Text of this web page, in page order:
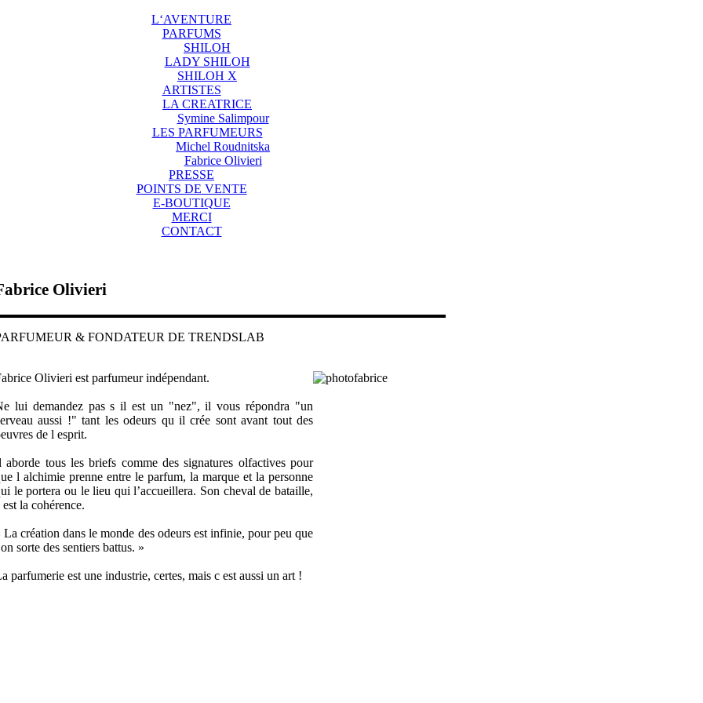
L‘AVENTURE
PARFUMS
SHILOH
LADY SHILOH
SHILOH X
ARTISTES
LA CREATRICE
Symine Salimpour
LES PARFUMEURS
Michel Roudnitska
Fabrice Olivieri
PRESSE
POINTS DE VENTE
E-BOUTIQUE
MERCI
CONTACT
Olivieri
& FONDATEUR DE TRENDSLAB
Olivieri est parfumeur indépendant.
lui demandez pas s il est un "nez", il vous répondra "un
aussi !" tant les odeurs qu il crée sont avant tout des
de l esprit.
aborde tous les briefs comme des signatures olfactives pour
l alchimie prenne entre le parfum, la marque et la personne
le portera ou le lieu qui l’accueillera. Son cheval de bataille,
est la cohérence.
La création dans le monde des odeurs est infinie, pour peu que
sorte des sentiers battus. »
parfumerie est une industrie, certes, mais c est aussi un art !